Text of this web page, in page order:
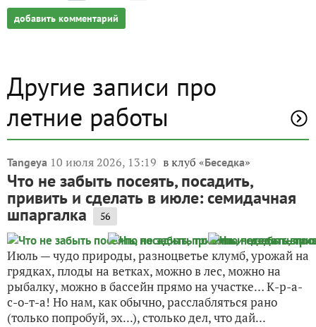
добавить комментарий
Другие записи про
летние работы
Tangeya 10 июля 2026, 13:19 в клуб «Беседка»
Что не забыть посеять, посадить,
привить и сделать в июле: семидачная
шпаргалка 56
Июль — чудо природы, разноцветье клумб, урожай на
грядках, плоды на ветках, можно в лес, можно на
рыбалку, можно в бассейн прямо на участке… К-р-а-
с-о-т-а! Но нам, как обычно, расслабляться рано
(только попробуй, эх...), столько дел, что дай...